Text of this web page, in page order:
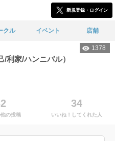
新規登録・ログイン
クル イベント 店舗
1378
利家/ハンニバル）
の投稿
34
いいね！してくれた人